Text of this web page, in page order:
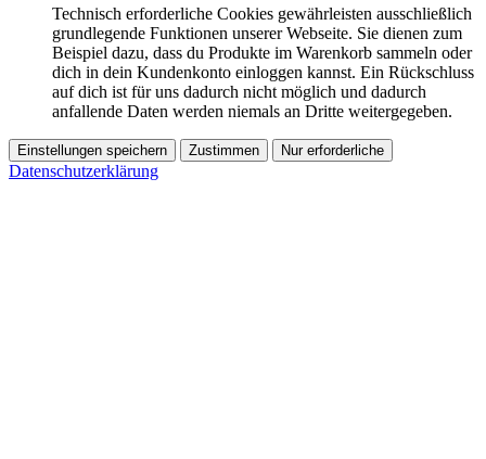
Technisch erforderliche Cookies gewährleisten ausschließlich
grundlegende Funktionen unserer Webseite. Sie dienen zum
Beispiel dazu, dass du Produkte im Warenkorb sammeln oder
dich in dein Kundenkonto einloggen kannst. Ein Rückschluss
auf dich ist für uns dadurch nicht möglich und dadurch
anfallende Daten werden niemals an Dritte weitergegeben.
Einstellungen speichern Zustimmen Nur erforderliche
Datenschutzerklärung